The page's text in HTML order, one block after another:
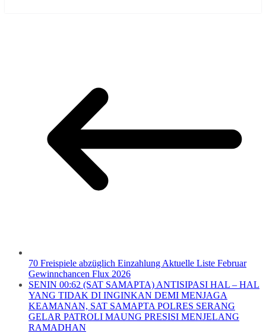
70 Freispiele abzüglich Einzahlung Aktuelle Liste Februar
Gewinnchancen Flux 2026
SENIN 00:62 (SAT SAMAPTA) ANTISIPASI HAL – HAL
YANG TIDAK DI INGINKAN DEMI MENJAGA
KEAMANAN, SAT SAMAPTA POLRES SERANG
GELAR PATROLI MAUNG PRESISI MENJELANG
RAMADHAN